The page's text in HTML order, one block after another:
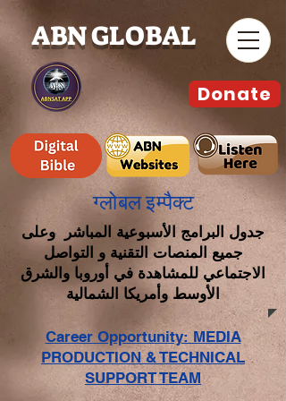
ABN GLOBAL
ग्लोबल इम्पैक्ट
جدول البرامج الأسبوعية المباشر وعلى
جميع المنصات التقنية و التواصل
الاجتماعي للمشاهدة في أوروبا والشرق
الأوسط وأمريكا الشمالية
Donate
Career Opportunity: MEDIA
PRODUCTION & TECHNICAL
SUPPORT TEAM